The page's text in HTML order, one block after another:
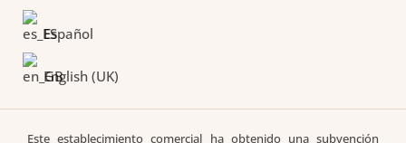
Español
English (UK)
Este establecimiento comercial ha obtenido una subvención